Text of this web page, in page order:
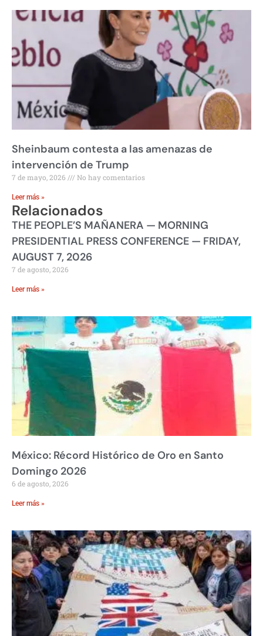
Sheinbaum contesta a las amenazas de
intervención de Trump
7 de mayo, 2026 No hay comentarios
Leer más »
Relacionados
THE PEOPLE’S MAÑANERA — MORNING
PRESIDENTIAL PRESS CONFERENCE — FRIDAY,
AUGUST 7, 2026
7 de agosto, 2026
Leer más »
México: Récord Histórico de Oro en Santo
Domingo 2026
6 de agosto, 2026
Leer más »